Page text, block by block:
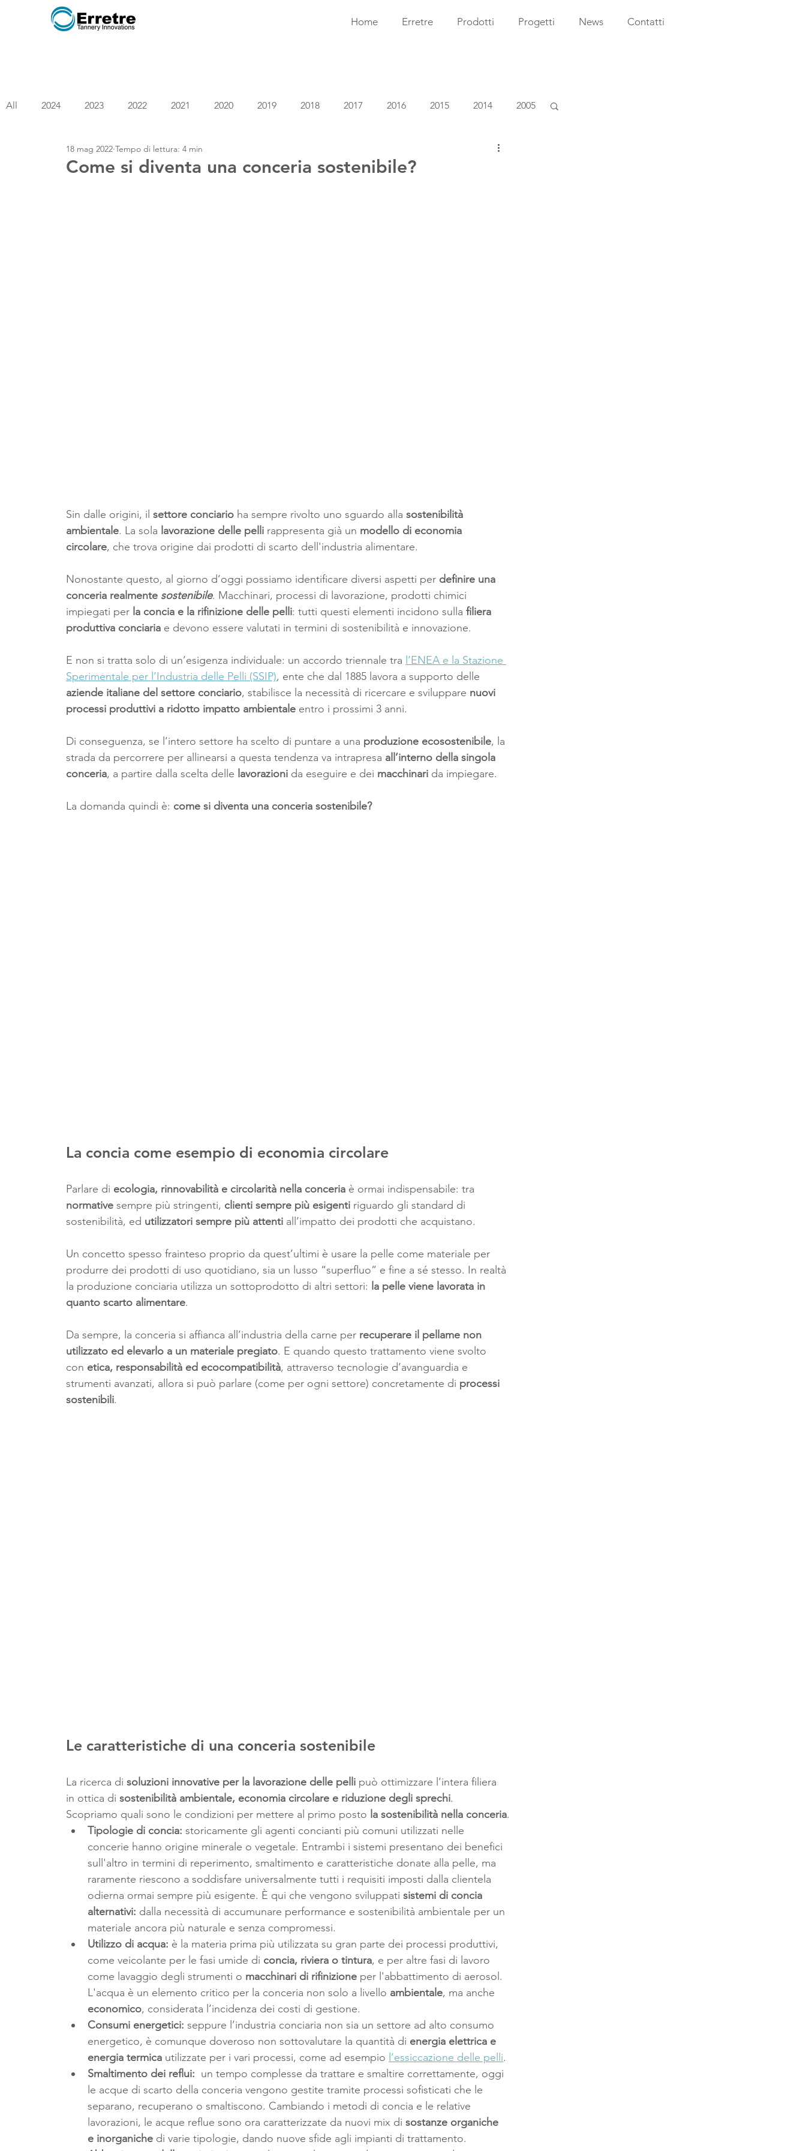
Home Erretre Prodotti Progetti News Contatti
All 2024 2023 2022 2021 2020 2019 2018 2017 2016 2015 2014 2005
2002
Come si diventa una conceria sostenibile?
18 mag 2022 Tempo di lettura: 4 min
Sin dalle origini, il settore conciario ha sempre rivolto uno sguardo alla sostenibilità
ambientale. La sola lavorazione delle pelli rappresenta già un modello di economia
circolare, che trova origine dai prodotti di scarto dell'industria alimentare.
Nonostante questo, al giorno d’oggi possiamo identificare diversi aspetti per definire una
conceria realmente sostenibile. Macchinari, processi di lavorazione, prodotti chimici
impiegati per la concia e la rifinizione delle pelli: tutti questi elementi incidono sulla filiera
produttiva conciaria e devono essere valutati in termini di sostenibilità e innovazione.
E non si tratta solo di un’esigenza individuale: un accordo triennale tra l’ENEA e la Stazione
Sperimentale per l’Industria delle Pelli (SSIP), ente che dal 1885 lavora a supporto delle
aziende italiane del settore conciario, stabilisce la necessità di ricercare e sviluppare nuovi
processi produttivi a ridotto impatto ambientale entro i prossimi 3 anni.
Di conseguenza, se l’intero settore ha scelto di puntare a una produzione ecosostenibile, la
strada da percorrere per allinearsi a questa tendenza va intrapresa all’interno della singola
conceria, a partire dalla scelta delle lavorazioni da eseguire e dei macchinari da impiegare.
La domanda quindi è: come si diventa una conceria sostenibile?
La concia come esempio di economia circolare
Parlare di ecologia, rinnovabilità e circolarità nella conceria è ormai indispensabile: tra
normative sempre più stringenti, clienti sempre più esigenti riguardo gli standard di
sostenibilità, ed utilizzatori sempre più attenti all’impatto dei prodotti che acquistano.
Un concetto spesso frainteso proprio da quest’ultimi è usare la pelle come materiale per
produrre dei prodotti di uso quotidiano, sia un lusso “superfluo” e fine a sé stesso. In realtà
la produzione conciaria utilizza un sottoprodotto di altri settori: la pelle viene lavorata in
quanto scarto alimentare.
Da sempre, la conceria si affianca all’industria della carne per recuperare il pellame non
utilizzato ed elevarlo a un materiale pregiato. E quando questo trattamento viene svolto
con etica, responsabilità ed ecocompatibilità, attraverso tecnologie d’avanguardia e
strumenti avanzati, allora si può parlare (come per ogni settore) concretamente di processi
sostenibili.
Le caratteristiche di una conceria sostenibile
La ricerca di soluzioni innovative per la lavorazione delle pelli può ottimizzare l’intera filiera
in ottica di sostenibilità ambientale, economia circolare e riduzione degli sprechi.
Scopriamo quali sono le condizioni per mettere al primo posto la sostenibilità nella conceria.
Tipologie di concia: storicamente gli agenti concianti più comuni utilizzati nelle
concerie hanno origine minerale o vegetale. Entrambi i sistemi presentano dei benefici
sull'altro in termini di reperimento, smaltimento e caratteristiche donate alla pelle, ma
raramente riescono a soddisfare universalmente tutti i requisiti imposti dalla clientela
odierna ormai sempre più esigente. È qui che vengono sviluppati sistemi di concia
alternativi: dalla necessità di accumunare performance e sostenibilità ambientale per un
materiale ancora più naturale e senza compromessi.
Utilizzo di acqua: è la materia prima più utilizzata su gran parte dei processi produttivi,
come veicolante per le fasi umide di concia, riviera o tintura, e per altre fasi di lavoro
come lavaggio degli strumenti o macchinari di rifinizione per l'abbattimento di aerosol.
L'acqua è un elemento critico per la conceria non solo a livello ambientale, ma anche
economico, considerata l’incidenza dei costi di gestione.
Consumi energetici: seppure l’industria conciaria non sia un settore ad alto consumo
energetico, è comunque doveroso non sottovalutare la quantità di energia elettrica e
energia termica utilizzate per i vari processi, come ad esempio l’essiccazione delle pelli.
Smaltimento dei reflui: un tempo complesse da trattare e smaltire correttamente, oggi
le acque di scarto della conceria vengono gestite tramite processi sofisticati che le
separano, recuperano o smaltiscono. Cambiando i metodi di concia e le relative
lavorazioni, le acque reflue sono ora caratterizzate da nuovi mix di sostanze organiche
e inorganiche di varie tipologie, dando nuove sfide agli impianti di trattamento.